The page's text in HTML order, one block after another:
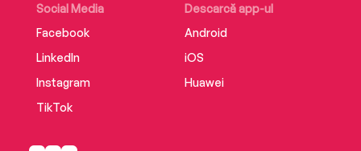
Social Media
Facebook
LinkedIn
Instagram
TikTok
Descarcă app-ul
Android
iOS
Huawei